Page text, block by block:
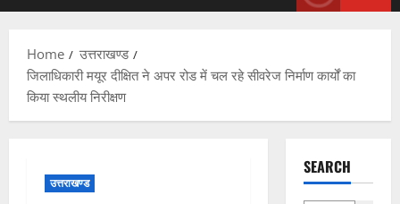
Home
उत्तराखण्ड
जिलाधिकारी मयूर दीक्षित ने अपर रोड में चल रहे सीवरेज निर्माण कार्यों का
किया स्थलीय निरीक्षण
उत्तराखण्ड
SEARCH